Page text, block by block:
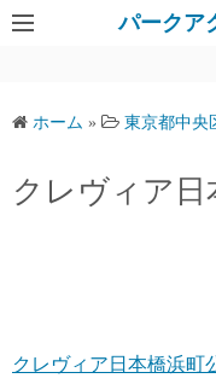
パークア
ホーム » 東京都中央
クレヴィア日
クレヴィア日本橋浜町